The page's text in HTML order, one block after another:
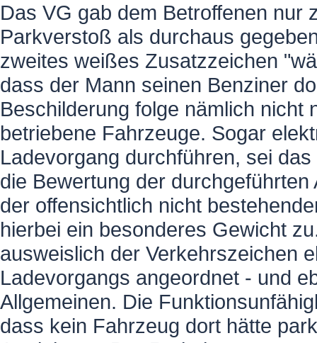
Das VG gab dem Betroffenen nur
Parkverstoß als durchaus
zweites weißes Zusatzzeichen
dass der Mann seinen Benziner
Beschilderung folge nämlich
betriebene Fahrzeuge. Sogar
Ladevorgang durchführen, sei
die Bewertung der
der offensichtlich nicht
hierbei ein besonderes Gewicht
ausweislich der Verkehrszeichen
Ladevorgangs angeordnet - und
Allgemeinen. Die
dass kein Fahrzeug dort hätte